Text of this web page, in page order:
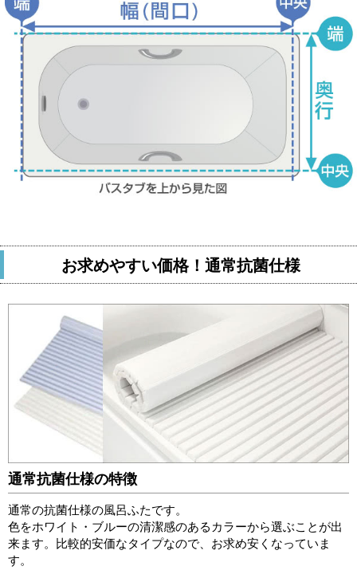
お求めやすい価格！通常抗菌仕様
通常抗菌仕様の特徴
通常の抗菌仕様の風呂ふたです。
色をホワイト・ブルーの清潔感のあるカラーから選ぶことが出
来ます。
比較的安価なタイプなので、お求め安くなっていま
す。